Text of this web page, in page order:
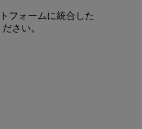
フォームに統合した
さい。